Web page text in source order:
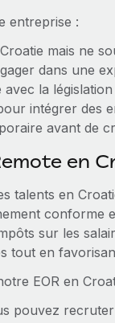
entreprise :
mais ne
dans une
la
intégrer des
avant de
en
en
conforme
sur les
tout en
EOR en
pouvez